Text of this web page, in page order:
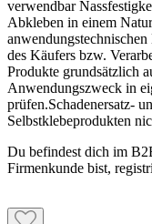
verwendbar
Abkleben in einem
des Käufers bzw.
Produkte grundsätzlich
Anwendungszweck in
prüfen.Schadenersatz-
Selbstklebeprodukten
Du befindest dich im
Firmenkunde bist,